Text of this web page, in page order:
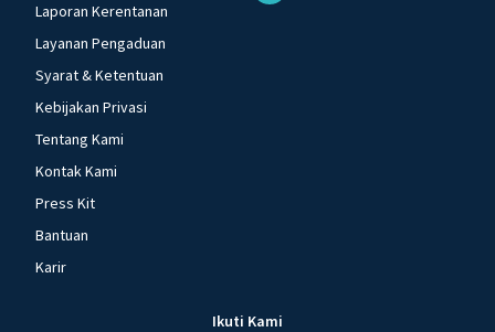
Laporan Kerentanan
Layanan Pengaduan
Syarat & Ketentuan
Kebijakan Privasi
Tentang Kami
Kontak Kami
Press Kit
Bantuan
Karir
Ikuti Kami